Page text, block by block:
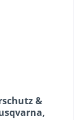
&